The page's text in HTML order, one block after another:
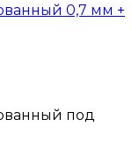
0,7 мм +
под